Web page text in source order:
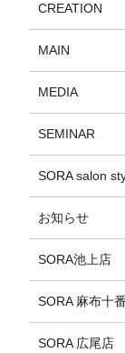
CREATION
MAIN
MEDIA
SEMINAR
SORA salon
お知らせ
SORA池上店
SORA 麻布十
SORA 広尾店